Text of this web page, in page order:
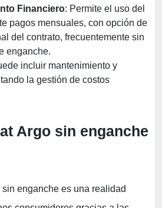
Financiero: Permite el uso del
pagos mensuales, con opción de
del contrato, frecuentemente sin
enganche.
incluir mantenimiento y
la gestión de costos
Argo sin enganche
sin enganche es una realidad